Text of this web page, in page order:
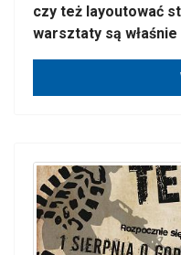
czy też layoutować
warsztaty są